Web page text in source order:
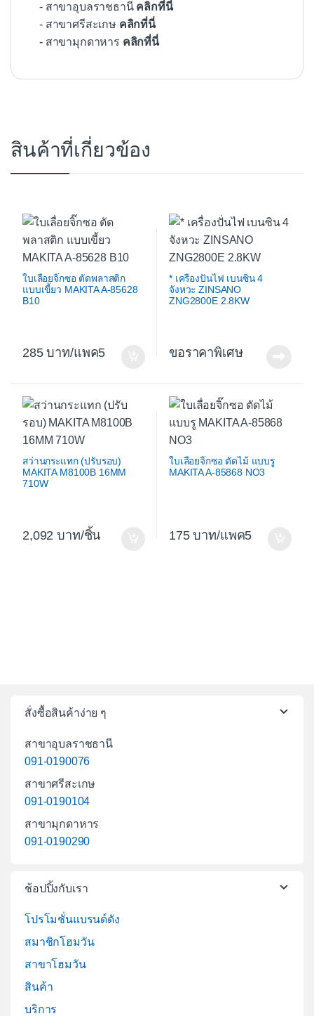
- สาขาอุบลราชธานี คลิกที่นี่
- สาขาศรีสะเกษ คลิกที่นี่
- สาขามุกดาหาร คลิกที่นี่
สินค้าที่เกี่ยวข้อง
ใบเลื่อยจิ๊กซอ ตัดพลาสติก
แบบเขี้ยว MAKITA A-85628
B10
285 /แพค5
* เครื่องปั่นไฟ เบนซิน 4
จังหวะ ZINSANO
ZNG2800E 2.8KW
ขอราคาพิเศษ
สว่านกระแทก (ปรับรอบ)
MAKITA M8100B 16MM
710W
2,092 /ชิ้น
ใบเลื่อยจิ๊กซอ ตัดไม้ แบบรู
MAKITA A-85868 NO3
175 /แพค5
สั่งซื้อสินค้าง่าย ๆ
สาขาอุบลราชธานี
091-0190076
สาขาศรีสะเกษ
091-0190104
สาขามุกดาหาร
091-0190290
ช้อปปิ้งกับเรา
โปรโมชั่นแบรนด์ดัง
สมาชิกโฮมวัน
สาขาโฮมวัน
สินค้า
บริการ